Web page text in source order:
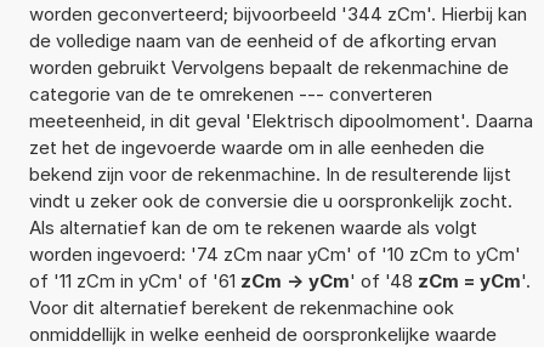
worden geconverteerd; bijvoorbeeld '344 zCm'. Hierbij kan
de volledige naam van de eenheid of de afkorting ervan
worden gebruikt Vervolgens bepaalt de rekenmachine de
categorie van de te omrekenen --- converteren
meeteenheid, in dit geval 'Elektrisch dipoolmoment'. Daarna
zet het de ingevoerde waarde om in alle eenheden die
bekend zijn voor de rekenmachine. In de resulterende lijst
vindt u zeker ook de conversie die u oorspronkelijk zocht.
Als alternatief kan de om te rekenen waarde als volgt
worden ingevoerd: '74 zCm naar yCm' of '10 zCm to yCm'
of '11 zCm in yCm' of '61 zCm -> yCm' of '48 zCm = yCm'.
Voor dit alternatief berekent de rekenmachine ook
onmiddellijk in welke eenheid de oorspronkelijke waarde